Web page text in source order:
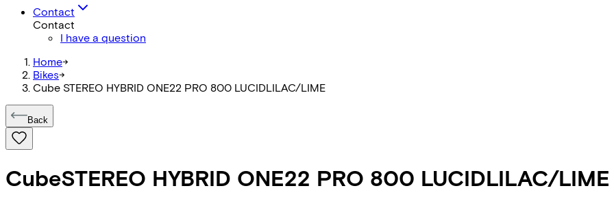
Contact
Contact
I have a question
Home->
Bikes->
Cube STEREO HYBRID ONE22 PRO 800 LUCIDLILAC/LIME
Back
CubeSTEREO HYBRID ONE22 PRO 800 LUCIDLILAC/LIME